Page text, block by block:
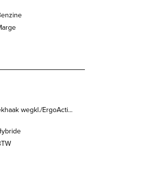
wegkl./ErgoActi...